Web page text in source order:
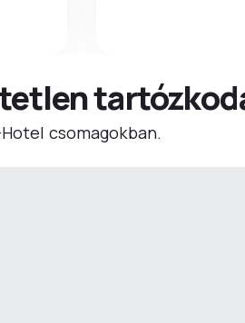
csomagokban.